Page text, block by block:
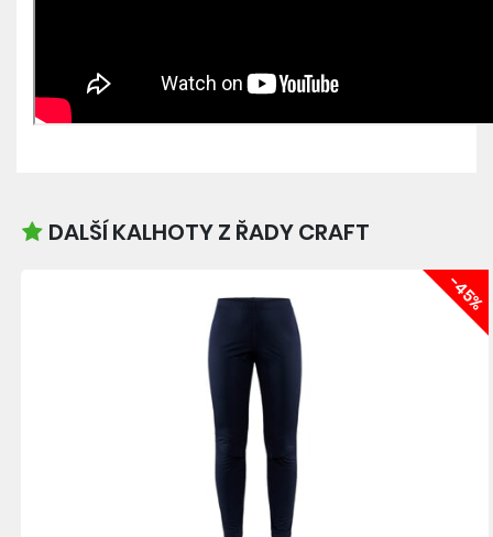
DALŠÍ KALHOTY Z ŘADY CRAFT
-45%